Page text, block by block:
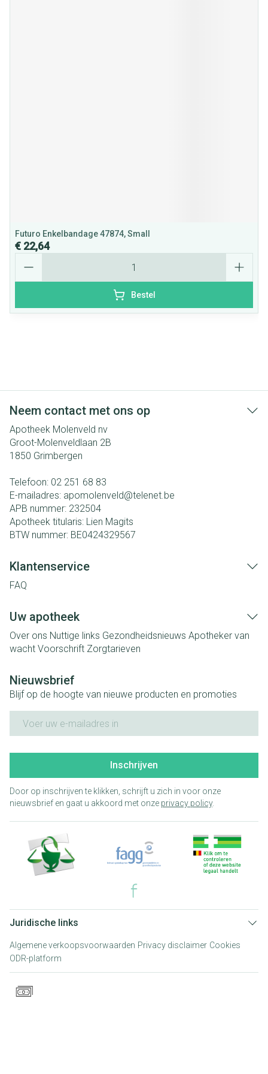
Futuro Enkelbandage 47874, Small
€ 22,64
Bestel
Neem contact met ons op
Apotheek Molenveld nv
Groot-Molenveldlaan 2B
1850 Grimbergen
Telefoon: 02 251 68 83
E-mailadres: apomolenveld@telenet.be
APB nummer: 232504
Apotheek titularis: Lien Magits
BTW nummer: BE0424329567
Klantenservice
FAQ
Uw apotheek
Over ons Nuttige links Gezondheidsnieuws Apotheker van
wacht Voorschrift Zorgtarieven
Nieuwsbrief
Blijf op de hoogte van nieuwe producten en promoties
Inschrijven
Door op inschrijven te klikken, schrijft u zich in voor onze
nieuwsbrief en gaat u akkoord met onze privacy policy.
Juridische links
Algemene verkoopsvoorwaarden Privacy disclaimer Cookies
ODR-platform